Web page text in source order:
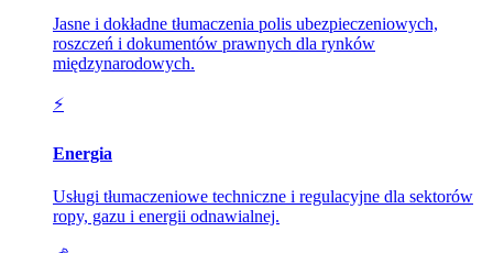
Jasne i dokładne tłumaczenia polis ubezpieczeniowych,
roszczeń i dokumentów prawnych dla rynków
międzynarodowych.
⚡
Energia
Usługi tłumaczeniowe techniczne i regulacyjne dla sektorów
ropy, gazu i energii odnawialnej.